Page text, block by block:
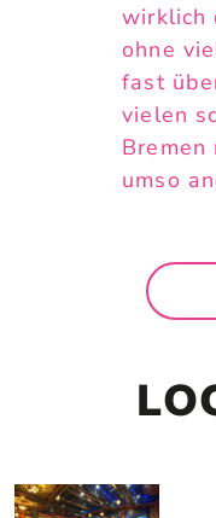
wirklich
ohne
fast
vielen
Bremen
umso